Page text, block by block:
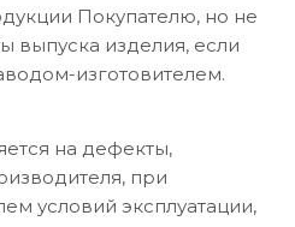
Покупателю, но не
выпуска изделия, если
изготовителем.
на дефекты,
при
условий эксплуатации,